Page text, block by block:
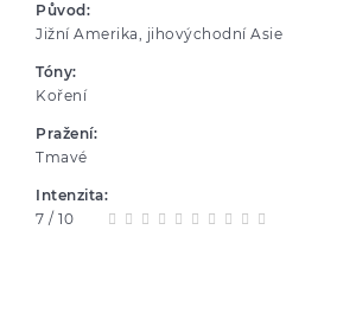
Původ:
Jižní Amerika, jihovýchodní Asie
Tóny:
Koření
Pražení:
Tmavé
Intenzita:
7 / 10